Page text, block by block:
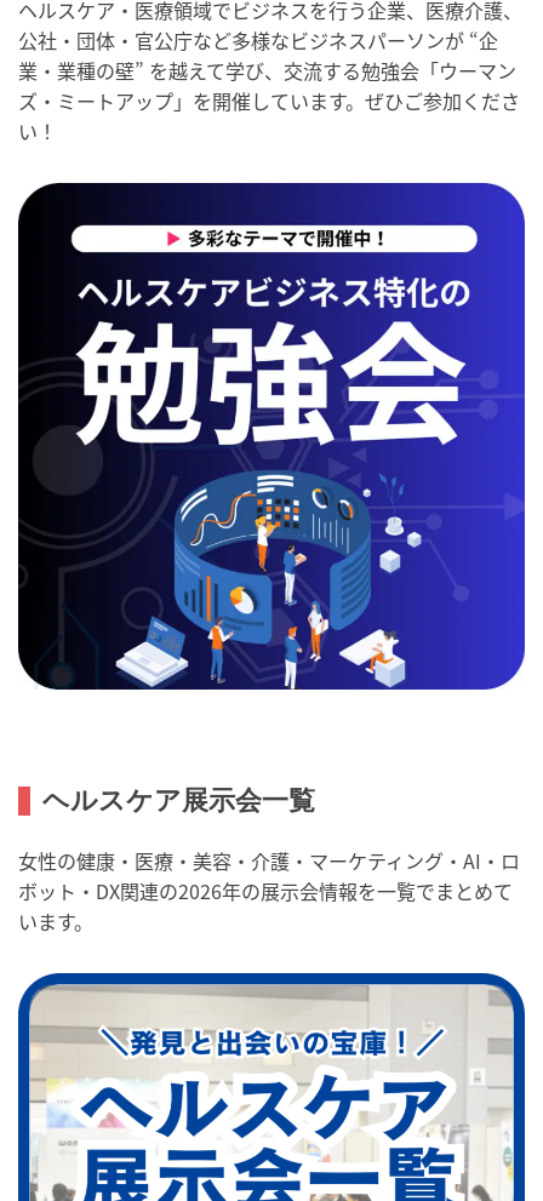
ヘルスケア・医療領域でビジネスを行う企業、医療介護、
公社・団体・官公庁など多様なビジネスパーソンが “企
業・業種の壁” を越えて学び、交流する勉強会「ウーマン
ズ・ミートアップ」を開催しています。ぜひご参加くださ
い！
ヘルスケア展示会一覧
女性の健康・医療・美容・介護・マーケティング・AI・ロ
ボット・DX関連の2026年の展示会情報を一覧でまとめて
います。